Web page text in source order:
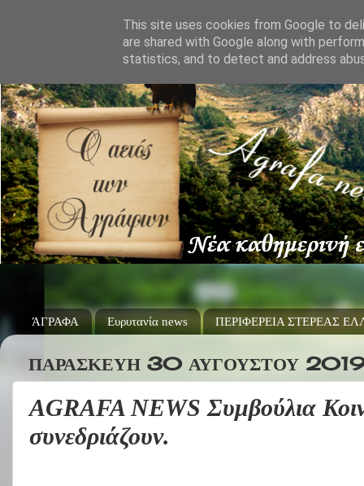
ΆΓΡΑΦΑ Ευρυτανία news ΠΕΡΙΦΕΡΕΙΑ ΣΤΕΡΕΑΣ
ΠΑΡΑΣΚΕΥΉ 30 ΑΥΓΟΎΣΤΟΥ
AGRAFA NEWS Συμβούλια
συνεδριάζουν.
This site uses cookies from Google to
are shared with Google along with
statistics, and to detect and address